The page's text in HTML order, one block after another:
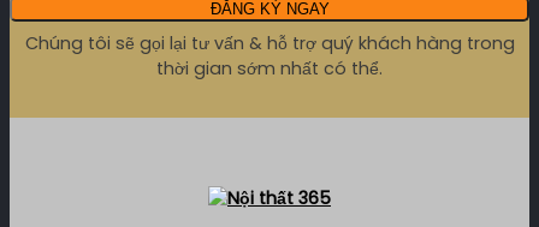
Chúng tôi sẽ gọi lại tư vấn & hỗ trợ quý khách hàng trong
thời gian sớm nhất có thể.